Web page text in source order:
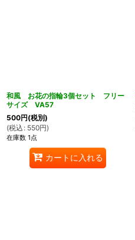
和風 お花の指輪3個セット フリー
サイズ VA57
500円(税別)
(税込 : 550円)
在庫数 1点
カートに入れる